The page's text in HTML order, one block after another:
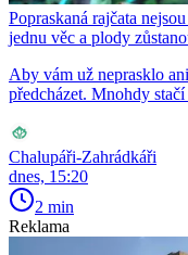
Popraskaná rajčata
jednu věc a plody
Aby vám už neprasklo
předcházet. Mnohdy
Chalupáři-Zahrádkáři
dnes, 15:20
2 min
Reklama